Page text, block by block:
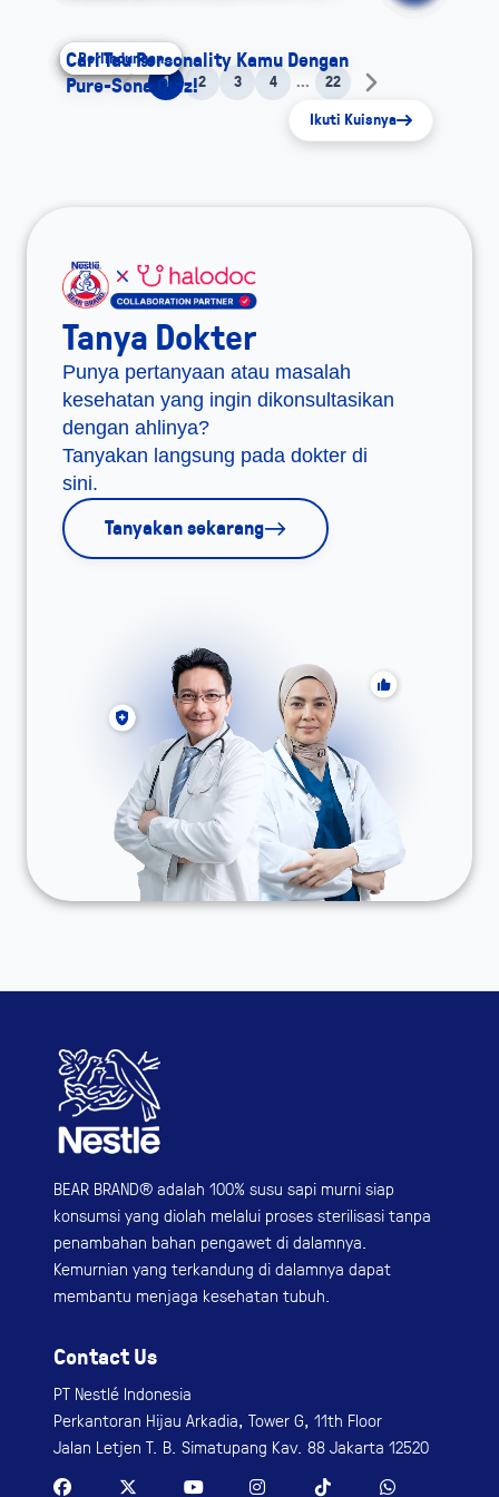
Perlindungan
Perlindungan
Perlindungan
Perlindungan
Perlindungan
Perlindungan
Video Tips
Cari Tau Personality Kamu Dengan
Pure-Sona Quiz!
Ikuti Kuisnya
1 2 3 4 ... 22
Tanya Dokter
Punya pertanyaan atau masalah
kesehatan yang ingin dikonsultasikan
dengan ahlinya?
Tanyakan langsung pada dokter di
sini.
Tanyakan sekarang
BEAR BRAND® adalah 100% susu sapi murni siap
konsumsi yang diolah melalui proses sterilisasi tanpa
penambahan bahan pengawet di dalamnya.
Kemurnian yang terkandung di dalamnya dapat
membantu menjaga kesehatan tubuh.
Contact Us
PT Nestlé Indonesia
Perkantoran Hijau Arkadia, Tower G, 11th Floor
Jalan Letjen T. B. Simatupang Kav. 88 Jakarta 12520